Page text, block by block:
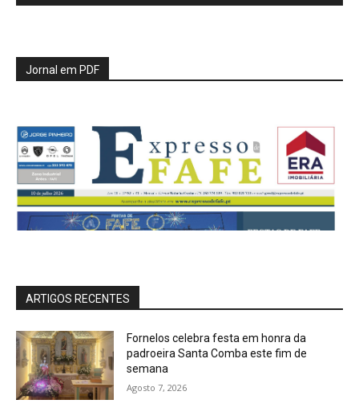
Jornal em PDF
ARTIGOS RECENTES
Fornelos celebra festa em honra da
padroeira Santa Comba este fim de
semana
Agosto 7, 2026